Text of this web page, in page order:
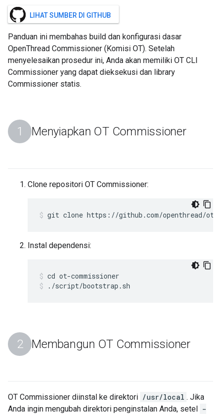
LIHAT SUMBER DI GITHUB
Panduan ini membahas build dan konfigurasi dasar
OpenThread Commissioner (Komisi OT). Setelah
menyelesaikan prosedur ini, Anda akan memiliki OT CLI
Commissioner yang dapat dieksekusi dan library
Commissioner statis.
Menyiapkan OT Commissioner
Clone repositori OT Commissioner:
git clone https://github.com/openthread/ot-
Instal dependensi:
cd ot-commissioner
./script/bootstrap.sh
Membangun OT Commissioner
OT Commissioner diinstal ke direktori /usr/local . Jika
Anda ingin mengubah direktori penginstalan Anda, setel -